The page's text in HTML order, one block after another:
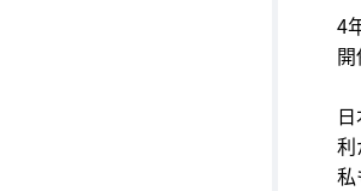
4
利
私